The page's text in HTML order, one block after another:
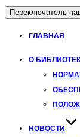
Переключатель
ГЛАВНАЯ
О
НОВОСТИ